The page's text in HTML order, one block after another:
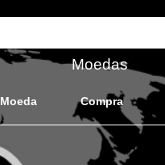
Moedas
Moeda Compra